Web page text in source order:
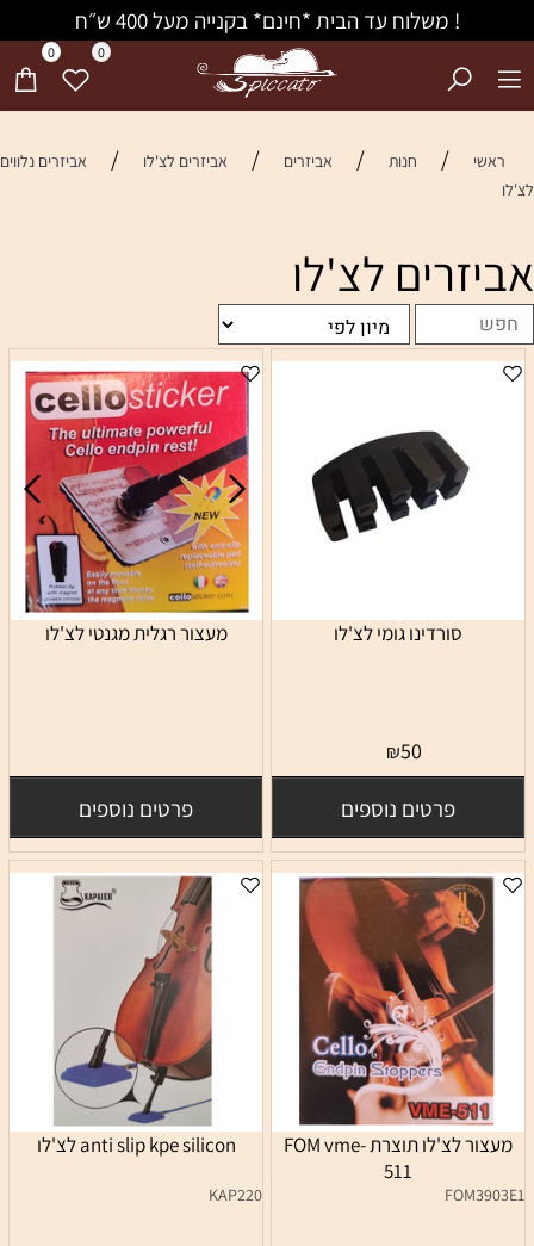
! משלוח עד הבית *חינם* בקנייה מעל 400 ש״ח
0 0
ראשי / חנות / אביזרים / אביזרים לצ'לו /
אביזרים נלווים
לצ'לו
אביזרים לצ'לו
סורדינו גומי לצ'לו
₪50
פרטים נוספים
מעצור רגלית מגנטי לצ'לו
פרטים נוספים
מעצור לצ'לו תוצרת FOM vme-
511‏
FOM3903E1
anti slip kpe silicon לצ'לו
KAP220